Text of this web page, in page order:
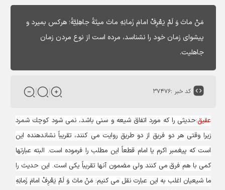
مَنْ ماتَ وَ لَمْ يَعْرِفْ امامَ زَمانِهِ ماتَ ميتَةً جاهِلِيَّةً؛ هركس بميرد و
پيشواى زمان خود را نشناسد، مرده است از نوع مردن زمان
جاهليت.
کد خبر :۳۷۴۷۶
عقیق:حديثى را كه مورد اتفاق شيعه و سنى باشد، نمى‏ شود كوچك شمرد
زيرا وقتى هر دو فريق از دو طريق روايت مى‏ كنند، تقريباً نشان‏دهنده اين
است كه پيغمبر اكرم يا امام قطعاً اين مطلب را فرموده است. البته عبارتها
كمى با هم فرق مى‏ كنند ولى مضمون آنها تقريباً يكى است. اين حديث را
ما شيعيان اغلب به اين عبارت نقل مى‏ كنيم: مَنْ ماتَ وَ لَمْ يَعْرِفْ امامَ زَمانِهِ